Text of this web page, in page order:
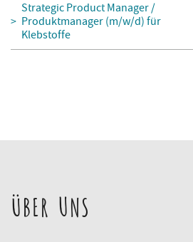
Strategic Product Manager /
Produktmanager (m/w/d) für
Klebstoffe
ÜBER UNS